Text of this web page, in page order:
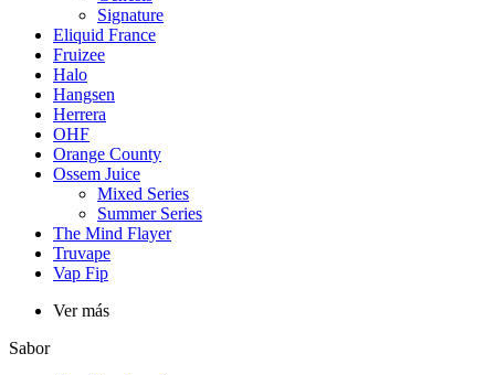
Signature
Eliquid France
Fruizee
Halo
Hangsen
Herrera
OHF
Orange County
Ossem Juice
Mixed Series
Summer Series
The Mind Flayer
Truvape
Vap Fip
Ver más
Sabor